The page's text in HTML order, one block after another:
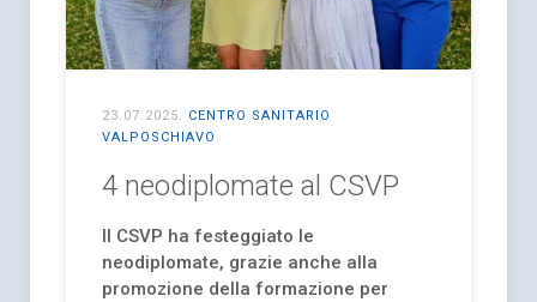
23.07.2025. CENTRO SANITARIO
VALPOSCHIAVO
4 neodiplomate al CSVP
Il CSVP ha festeggiato le
neodiplomate, grazie anche alla
promozione della formazione per